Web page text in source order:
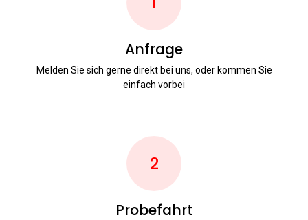
Anfrage
Melden Sie sich gerne direkt bei uns, oder kommen Sie
einfach vorbei
2
Probefahrt